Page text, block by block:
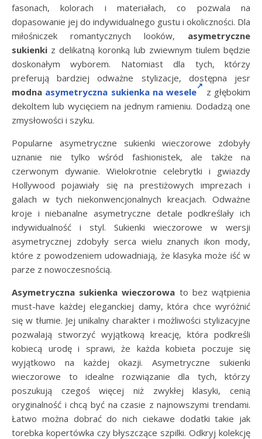
fasonach, kolorach i materiałach, co pozwala na
dopasowanie jej do indywidualnego gustu i okoliczności. Dla
miłośniczek romantycznych looków, asymetryczne
sukienki z delikatną koronką lub zwiewnym tiulem będzie
doskonałym wyborem. Natomiast dla tych, którzy
preferują bardziej odważne stylizacje, dostępna jesr
modna asymetryczna sukienka na wesele
z głębokim
dekoltem lub wycięciem na jednym ramieniu. Dodadzą one
zmysłowości i szyku.
Popularne asymetryczne sukienki wieczorowe zdobyły
uznanie nie tylko wśród fashionistek, ale także na
czerwonym dywanie. Wielokrotnie celebrytki i gwiazdy
Hollywood pojawiały się na prestiżowych imprezach i
galach w tych niekonwencjonalnych kreacjach. Odważne
kroje i niebanalne asymetryczne detale podkreślały ich
indywidualność i styl. Sukienki wieczorowe w wersji
asymetrycznej zdobyły serca wielu znanych ikon mody,
które z powodzeniem udowadniają, że klasyka może iść w
parze z nowoczesnością.
Asymetryczna sukienka wieczorowa to bez wątpienia
must-have każdej eleganckiej damy, która chce wyróżnić
się w tłumie. Jej unikalny charakter i możliwości stylizacyjne
pozwalają stworzyć wyjątkową kreację, która podkreśli
kobiecą urodę i sprawi, że każda kobieta poczuje się
wyjątkowo na każdej okazji. Asymetryczne sukienki
wieczorowe to idealne rozwiązanie dla tych, którzy
poszukują czegoś więcej niż zwykłej klasyki, cenią
oryginalność i chcą być na czasie z najnowszymi trendami.
Łatwo można dobrać do nich ciekawe dodatki takie jak
torebka kopertówka czy błyszczące szpilki. Odkryj kolekcję